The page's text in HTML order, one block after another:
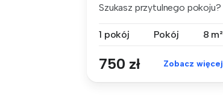
Szukasz przytulnego pokoju?
1 pokój
Pokój 8 m²
750 zł Zobacz więcej